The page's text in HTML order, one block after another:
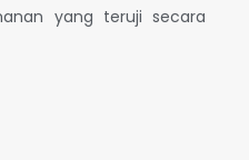
yang teruji secara